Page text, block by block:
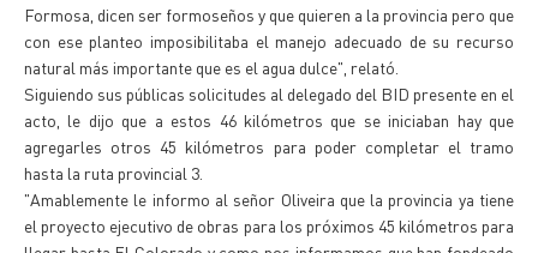
Formosa, dicen ser formoseños y que quieren a la provincia pero que
con ese planteo imposibilitaba el manejo adecuado de su recurso
natural más importante que es el agua dulce", relató.
Siguiendo sus públicas solicitudes al delegado del BID presente en el
acto, le dijo que a estos 46 kilómetros que se iniciaban hay que
agregarles otros 45 kilómetros para poder completar el tramo
hasta la ruta provincial 3.
"Amablemente le informo al señor Oliveira que la provincia ya tiene
el proyecto ejecutivo de obras para los próximos 45 kilómetros para